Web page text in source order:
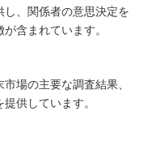
、関係者の意思決定を
含まれています。
場の主要な調査結果、
供しています。